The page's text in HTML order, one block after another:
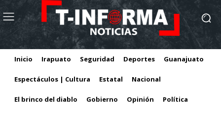
Inicio Irapuato Seguridad Deportes Guanajuato
Espectáculos | Cultura Estatal Nacional
El brinco del diablo Gobierno Opinión Política